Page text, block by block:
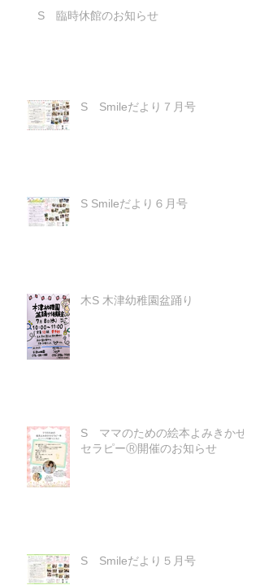
S 臨時休館のお知らせ
S Smileだより７月号
S Smileだより６月号
木S 木津幼稚園盆踊り
S ママのための絵本よみきかせ
セラピーⓇ開催のお知らせ
S Smileだより５月号